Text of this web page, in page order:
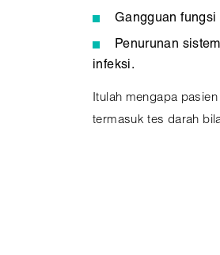
Gangguan
Penurunan
infeksi.
Itulah mengapa
termasuk tes darah